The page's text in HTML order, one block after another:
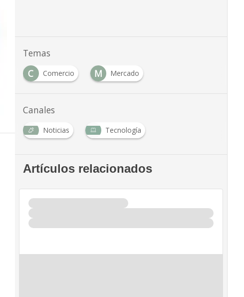
Temas
C
Comercio M Mercado
Canales
Noticias Tecnología
Artículos relacionados